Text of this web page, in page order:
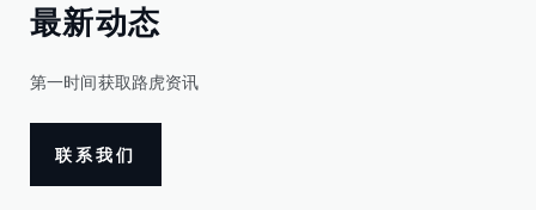
最新动态
第一时间获取路虎资讯
联系我们